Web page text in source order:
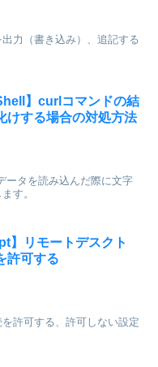
力（書き込み）、追記する
】curlコマンドの結
けする場合の対処方法
ータを読み込んだ際に文字
す。
】リモートデスクト
許可する
許可する、許可しない設定